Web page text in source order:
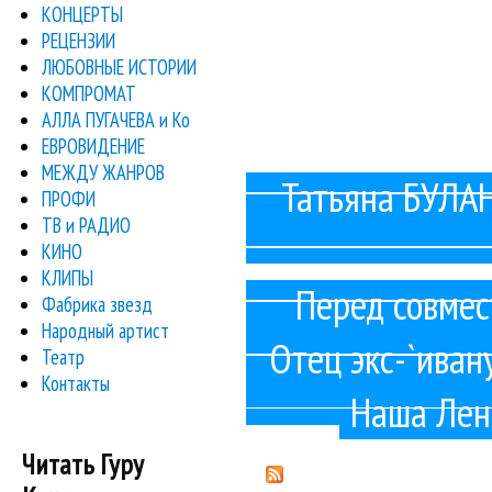
Татьяна
Перед
Отец экс-
Наша
Страницы
« первая
КОНЦЕРТЫ
РЕЦЕНЗИИ
ЛЮБОВНЫЕ ИСТОРИИ
КОМПРОМАТ
АЛЛА ПУГАЧЕВА и Ко
ЕВРОВИДЕНИЕ
МЕЖДУ ЖАНРОВ
ПРОФИ
ТВ и РАДИО
КИНО
КЛИПЫ
Фабрика звезд
Народный артист
Театр
Контакты
Читать Гуру